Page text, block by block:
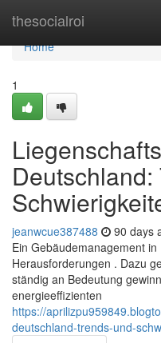
thesocialroi
Home
Home
1
Deutschland:
jeanwcue387488 90 days
Ein Gebäudemanagement
Herausforderungen . Dazu
ständig an Bedeutung
energieeffizienten
https://
deutschland-trends-und-